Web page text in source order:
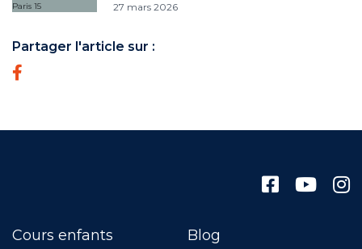
27 mars 2026
Partager l'article sur :
Cours enfants
Blog